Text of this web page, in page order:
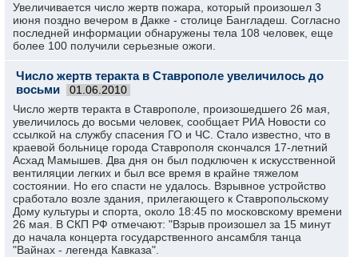
Увеличивается число жертв пожара, который произошел 3
июня поздно вечером в Дакке - столице Бангладеш. Согласно
последней информации обнаружены тела 108 человек, еще
более 100 получили серьезные ожоги.
Число жертв теракта в Ставрополе увеличилось до
восьми
01.06.2010
Число жертв теракта в Ставрополе, произошедшего 26 мая,
увеличилось до восьми человек, сообщает РИА Новости со
ссылкой на службу спасения ГО и ЧС. Стало известно, что в
краевой больнице города Ставрополя скончался 17-летний
Асхад Мамышев. Два дня он был подключен к искусственной
вентиляции легких и был все время в крайне тяжелом
состоянии. Но его спасти не удалось. Взрывное устройство
сработало возле здания, прилегающего к Ставропольскому
Дому культуры и спорта, около 18:45 по московскому времени
26 мая. В СКП РФ отмечают: "Взрыв произошел за 15 минут
до начала концерта государственного ансамбля танца
"Вайнах - легенда Кавказа".